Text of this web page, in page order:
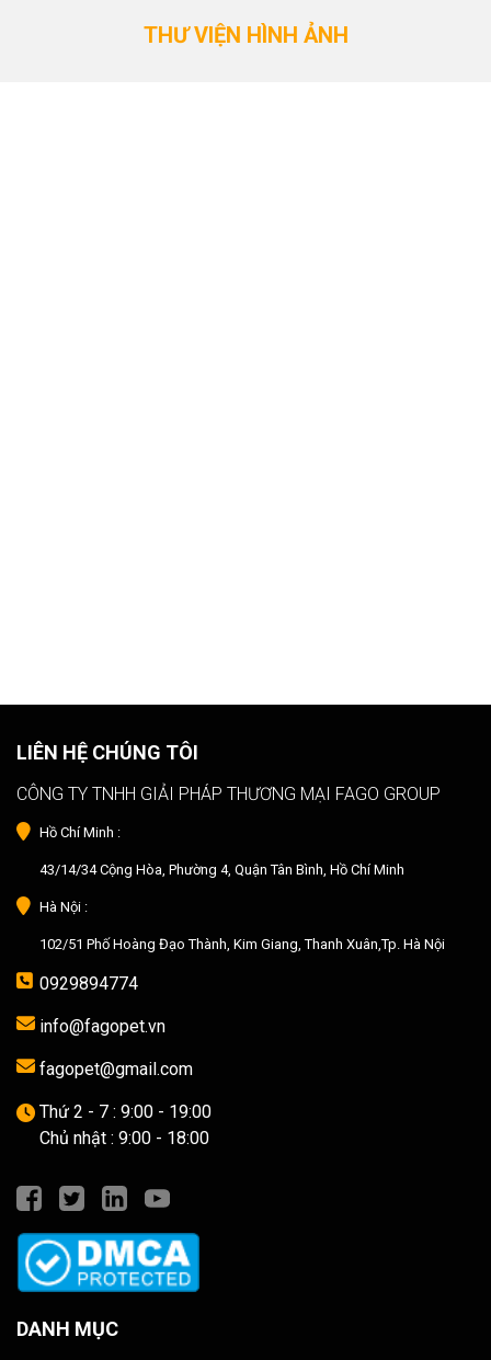
THƯ VIỆN HÌNH ẢNH
LIÊN HỆ CHÚNG TÔI
CÔNG TY TNHH GIẢI PHÁP THƯƠNG MẠI FAGO GROUP
Hồ Chí Minh :
43/14/34 Cộng Hòa, Phường 4, Quận Tân Bình, Hồ Chí Minh
Hà Nội :
102/51 Phố Hoàng Đạo Thành, Kim Giang, Thanh Xuân,Tp. Hà Nội
0929894774
info@fagopet.vn
fagopet@gmail.com
Thứ 2 - 7 : 9:00 - 19:00
Chủ nhật : 9:00 - 18:00
DANH MỤC